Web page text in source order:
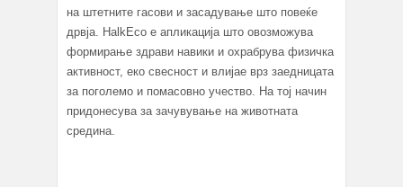
на штетните гасови и засадување што повеќе
дрвја. HalkEco е апликација што овозможува
формирање здрави навики и охрабрува физичка
активност, еко свесност и влијае врз заедницата
за поголемо и помасовно учество. На тој начин
придонесува за зачувување на животната
средина.